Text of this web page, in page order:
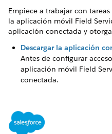
Empiece a trabajar con
la aplicación móvil Field
aplicación conectada y
Descargar la aplicación
Antes de configurar
aplicación móvil Field
conectada.
Para otorgar a su plantilla
móvil Field Service,